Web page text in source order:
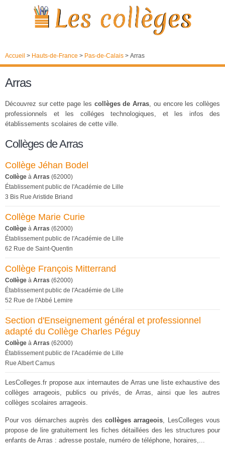
Accueil > Hauts-de-France > Pas-de-Calais > Arras
Arras
Découvrez sur cette page les collèges de Arras, ou encore les collèges
professionnels et les colléges technologiques, et les infos des
établissements scolaires de cette ville.
Collèges de Arras
Collège Jéhan Bodel
Collège à Arras (62000)
Établissement public de l'Académie de Lille
3 Bis Rue Aristide Briand
Collège Marie Curie
Collège à Arras (62000)
Établissement public de l'Académie de Lille
62 Rue de Saint-Quentin
Collège François Mitterrand
Collège à Arras (62000)
Établissement public de l'Académie de Lille
52 Rue de l'Abbé Lemire
Section d'Enseignement général et professionnel
adapté du Collège Charles Péguy
Collège à Arras (62000)
Établissement public de l'Académie de Lille
Rue Albert Camus
LesColleges.fr propose aux internautes de Arras une liste exhaustive des
collèges arrageois, publics ou privés, de Arras, ainsi que les autres
collèges scolaires arrageois.
Pour vos démarches auprès des collèges arrageois, LesColleges vous
propose de lire gratuitement les fiches détaillées des les structures pour
enfants de Arras : adresse postale, numéro de téléphone, horaires,...